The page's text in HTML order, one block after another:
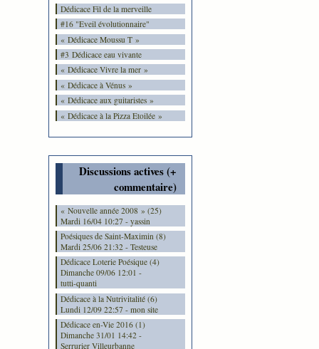
Dédicace Fil de la merveille
#16 "Eveil évolutionnaire"
« Dédicace Moussu T »
#3 Dédicace eau vivante
« Dédicace Vivre la mer »
« Dédicace à Vénus »
« Dédicace aux guitaristes »
« Dédicace à la Pizza Etoilée »
Discussions actives (+
commentaire)
« Nouvelle année 2008 » (25)
Mardi 16/04 10:27 - yassin
Poésiques de Saint-Maximin (8)
Mardi 25/06 21:32 - Testeuse
Dédicace Loterie Poésique (4)
Dimanche 09/06 12:01 -
tutti-quanti
Dédicace à la Nutrivitalité (6)
Lundi 12/09 22:57 - mon site
Dédicace en-Vie 2016 (1)
Dimanche 31/01 14:42 -
Serrurier Villeurbanne